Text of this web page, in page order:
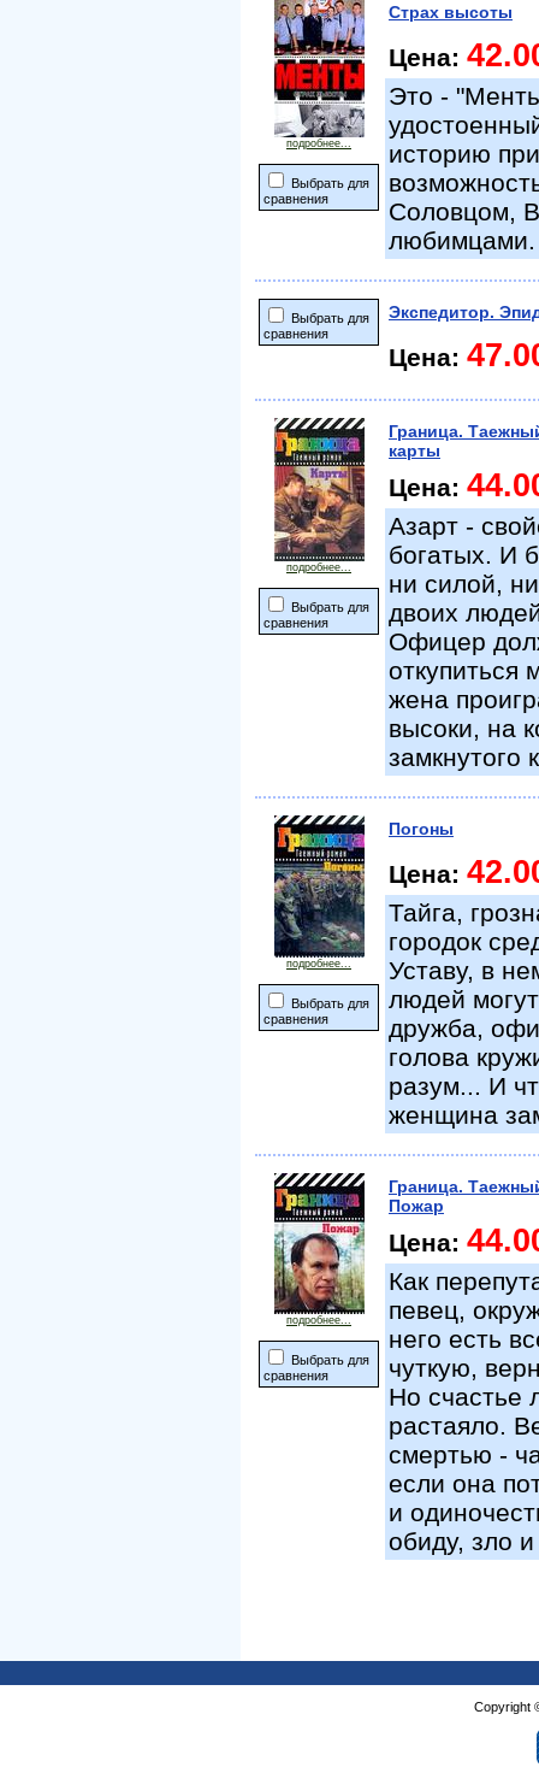
подробнее...
Выбрать для
сравнения
Страх высоты
Цена:
Это -
историю
Соловцом,
любимцами.
Выбрать для
сравнения
Экспедитор.
Цена:
подробнее...
Выбрать для
сравнения
Граница.
карты
Цена:
Азарт -
богатых. И
ни силой,
двоих
Офицер
откупиться
жена
высоки, на
замкнутого
подробнее...
Выбрать для
сравнения
Погоны
Цена:
Тайга,
городок
Уставу, в
людей
дружба,
голова
разум... И
женщина
подробнее...
Выбрать для
сравнения
Граница.
Пожар
Цена:
Как
певец,
него есть
чуткую,
Но счастье
растаяло.
смертью -
если она
и
обиду, зло
Copyright